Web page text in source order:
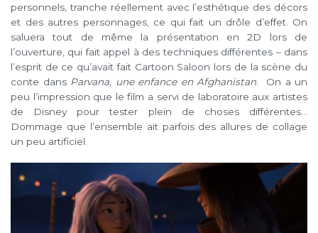
personnels, tranche réellement avec l’esthétique des décors
et des autres personnages, ce qui fait un drôle d’effet. On
saluera tout de même la présentation en 2D lors de
l’ouverture, qui fait appel à des techniques différentes – dans
l’esprit de ce qu’avait fait Cartoon Saloon lors de la scène du
conte dans Parvana, une enfance en Afghanistan . On a un
peu l’impression que le film a servi de laboratoire aux artistes
de Disney pour tester plein de choses différentes…
Dommage que l’ensemble ait parfois des allures de collage
un peu artificiel.